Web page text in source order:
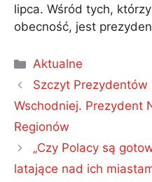
lipca. Wśród tych,
obecność, jest
Kategorie
Aktualne
Szczyt
Wschodniej. Prezydent
Regionów
„Czy Polacy są
latające nad ich